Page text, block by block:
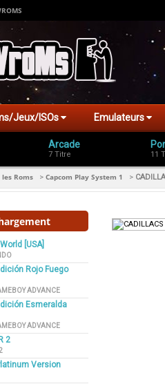
Jeux/ISOs Emulateurs
Arcade
7 Titre 11
les Roms > Capcom Play System 1 >
[USA]
Rojo Fuego
ADVANCE
Esmeralda
ADVANCE
2
Version